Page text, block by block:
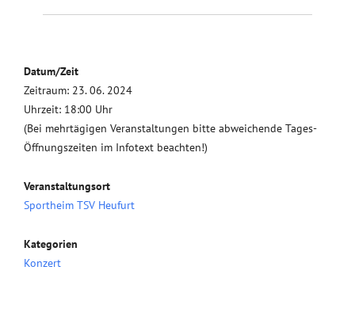
Datum/Zeit
Zeitraum: 23. 06. 2024
Uhrzeit: 18:00 Uhr
(Bei mehrtägigen Veranstaltungen bitte abweichende Tages-
Öffnungszeiten im Infotext beachten!)
Veranstaltungsort
Sportheim TSV Heufurt
Kategorien
Konzert